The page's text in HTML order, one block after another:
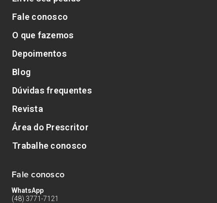
Fale conosco
O que fazemos
Depoimentos
Blog
Dúvidas frequentes
Revista
Área do Prescritor
Trabalhe conosco
Fale conosco
WhatsApp
(48) 3771-7121